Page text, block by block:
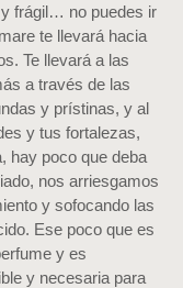
frágil… no puedes ir
te llevará hacia
Te llevará a las
a través de las
y prístinas, y al
y tus fortalezas,
hay poco que deba
nos arriesgamos
y sofocando las
Ese poco que es
y es
y necesaria para